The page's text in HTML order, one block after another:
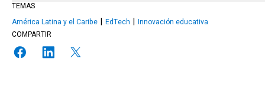
TEMAS
América Latina y el Caribe
EdTech
Innovación educativa
COMPARTIR